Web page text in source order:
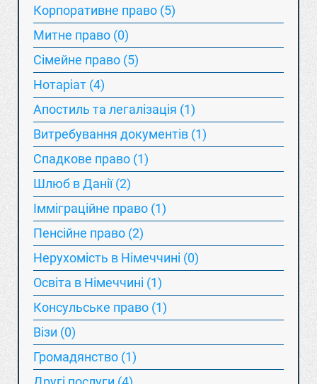
Корпоративне право (5)
Митне право (0)
Сімейне право (5)
Нотаріат (4)
Апостиль та легалізація (1)
Витребування документів (1)
Спадкове право (1)
Шлюб в Данії (2)
Імміграційне право (1)
Пенсійне право (2)
Нерухомість в Німеччині (0)
Освіта в Німеччині (1)
Консульське право (1)
Візи (0)
Громадянство (1)